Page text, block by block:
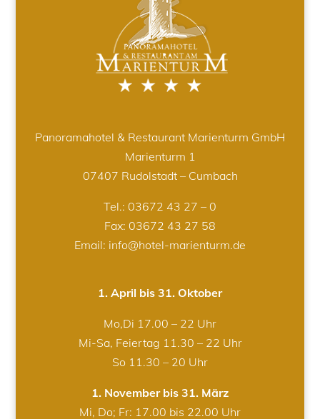
Panoramahotel & Restaurant Marienturm GmbH
Marienturm 1
07407 Rudolstadt – Cumbach
Tel.: 03672 43 27 – 0
Fax: 03672 43 27 58
Email: info@hotel-marienturm.de
1. April bis 31. Oktober
Mo,Di 17.00 – 22 Uhr
Mi-Sa, Feiertag 11.30 – 22 Uhr
So 11.30 – 20 Uhr
1. November bis 31. März
Mi, Do; Fr: 17.00 bis 22.00 Uhr